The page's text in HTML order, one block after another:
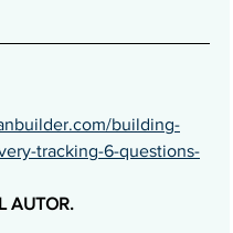
building-
tracking-6-questions-
AUTOR.